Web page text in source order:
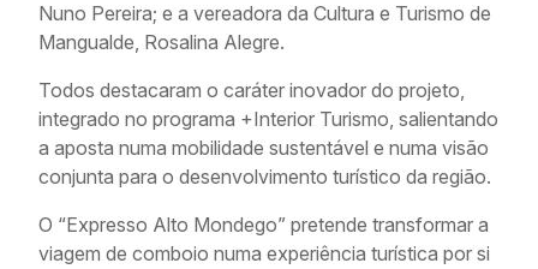
Nuno Pereira; e a vereadora da Cultura e Turismo de
Mangualde, Rosalina Alegre.
Todos destacaram o caráter inovador do projeto,
integrado no programa +Interior Turismo, salientando
a aposta numa mobilidade sustentável e numa visão
conjunta para o desenvolvimento turístico da região.
O “Expresso Alto Mondego” pretende transformar a
viagem de comboio numa experiência turística por si